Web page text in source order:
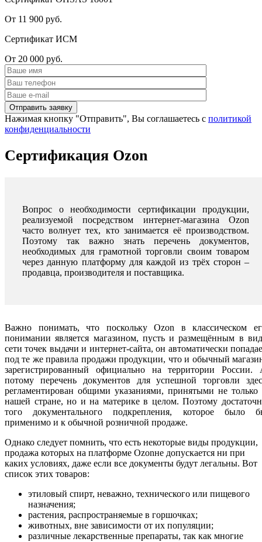
От 11 900 руб.
Сертификат ИСМ
От 20 000 руб.
Нажимая кнопку "Отправить", Вы соглашаетесь с политикой
конфиденциальности
Сертификация Ozon
Вопрос о необходимости сертификации продукции,
реализуемой посредством интернет-магазина Ozon
часто волнует тех, кто занимается её производством.
Поэтому так важно знать перечень документов,
необходимых для грамотной торговли своим товаром
через данную платформу для каждой из трёх сторон –
продавца, производителя и поставщика.
Важно понимать, что поскольку Ozon в классическом
понимании является магазином, пусть и размещённым в
сети точек выдачи и интернет-сайта, он автоматически
под те же правила продажи продукции, что и обычный
зарегистрированный официально на территории России.
потому перечень документов для успешной торговли
регламентирован общими указаниями, принятыми не только
нашей стране, но и на материке в целом. Поэтому
того документального подкрепления, которое было
применимо и к обычной розничной продаже.
Однако следует помнить, что есть некоторые виды продукции,
продажа которых на платформе Ozonне допускается ни при
каких условиях, даже если все документы будут легальны. Вот
список этих товаров:
этиловый спирт, неважно, технического или пищевого
назначения;
растения, распространяемые в горшочках;
животных, вне зависимости от их популяции;
различные лекарственные препараты, так как многие